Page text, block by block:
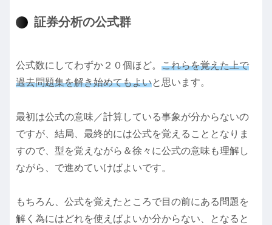
証券分析の公式群
公式数にしてわずか２０個ほど。 これらを覚えた上で
過去問題集を解き始めてもよいと思います。
最初は公式の意味／計算している事象が分からないの
ですが、結局、最終的には公式を覚えることとなりま
すので、型を覚えながら＆徐々に公式の意味も理解し
ながら、で進めていけばよいです。
もちろん、公式を覚えたところで目の前にある問題を
解く為にはどれを使えばよいか分からない、となると